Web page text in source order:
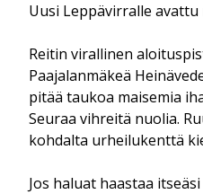
Uusi Leppävirralle
Reitin virallinen
Paajalanmäkeä
pitää taukoa maisemia
Seuraa vihreitä nuolia.
kohdalta urheilukenttä
Jos haluat haastaa